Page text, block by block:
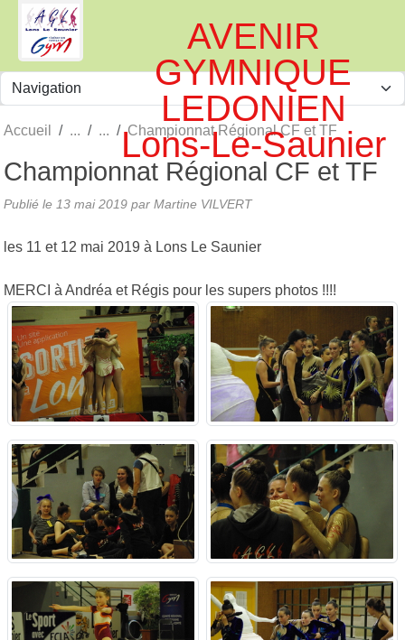
AVENIR
GYMNIQUE
LEDONIEN
Lons-Le-Saunier
Accueil Championnat Régional CF et TF
Championnat Régional CF et TF
Publié le 13 mai 2019 par Martine VILVERT
les 11 et 12 mai 2019 à Lons Le Saunier
MERCI à Andréa et Régis pour les supers photos !!!!
Panneau de gestion des cookies